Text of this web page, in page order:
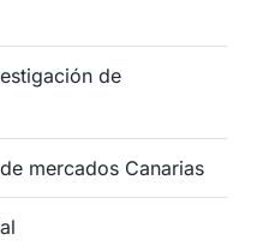
de
mercados Canarias